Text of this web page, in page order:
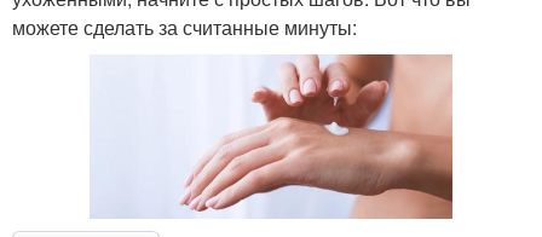
можете сделать за считанные минуты: